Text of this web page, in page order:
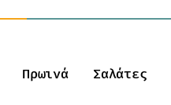
Πρωινά Σαλάτες